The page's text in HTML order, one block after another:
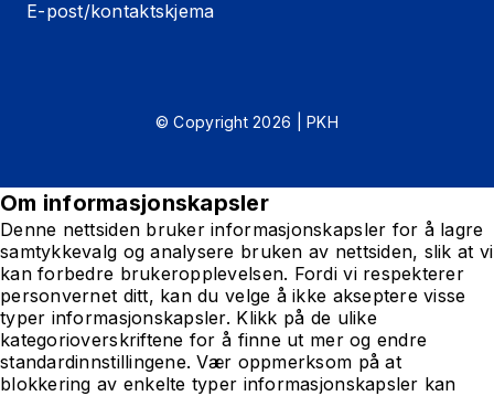
E-post/kontaktskjema
© Copyright 2026 | PKH
Om informasjonskapsler
Denne nettsiden bruker informasjonskapsler for å lagre
samtykkevalg og analysere bruken av nettsiden, slik at vi
kan forbedre brukeropplevelsen. Fordi vi respekterer
personvernet ditt, kan du velge å ikke akseptere visse
typer informasjonskapsler. Klikk på de ulike
kategorioverskriftene for å finne ut mer og endre
standardinnstillingene. Vær oppmerksom på at
blokkering av enkelte typer informasjonskapsler kan